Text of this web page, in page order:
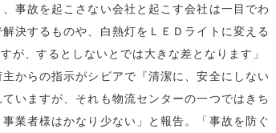
事故を起こさない会社と起こす会社は一目でわ
決するものや、白熱灯をＬＥＤライトに変える
が、するとしないとでは大きな差となります」
からの指示がシビアで『清潔に、安全にしない
いますが、それも物流センターの一つではきち
業者様はかなり少ない」と報告。「事故を防ぐ